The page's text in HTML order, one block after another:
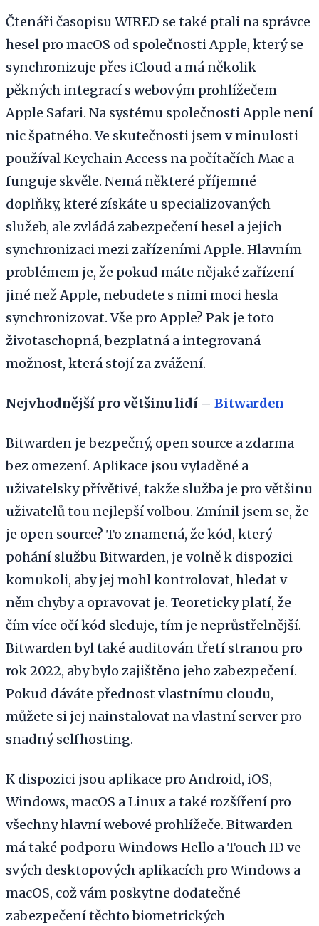
Čtenáři časopisu WIRED se také ptali na správce
hesel pro macOS od společnosti Apple, který se
synchronizuje přes iCloud a má několik
pěkných integrací s webovým prohlížečem
Apple Safari. Na systému společnosti Apple není
nic špatného. Ve skutečnosti jsem v minulosti
používal Keychain Access na počítačích Mac a
funguje skvěle. Nemá některé příjemné
doplňky, které získáte u specializovaných
služeb, ale zvládá zabezpečení hesel a jejich
synchronizaci mezi zařízeními Apple. Hlavním
problémem je, že pokud máte nějaké zařízení
jiné než Apple, nebudete s nimi moci hesla
synchronizovat. Vše pro Apple? Pak je toto
životaschopná, bezplatná a integrovaná
možnost, která stojí za zvážení.
Nejvhodnější pro většinu lidí – Bitwarden
Bitwarden je bezpečný, open source a zdarma
bez omezení. Aplikace jsou vyladěné a
uživatelsky přívětivé, takže služba je pro většinu
uživatelů tou nejlepší volbou. Zmínil jsem se, že
je open source? To znamená, že kód, který
pohání službu Bitwarden, je volně k dispozici
komukoli, aby jej mohl kontrolovat, hledat v
něm chyby a opravovat je. Teoreticky platí, že
čím více očí kód sleduje, tím je neprůstřelnější.
Bitwarden byl také auditován třetí stranou pro
rok 2022, aby bylo zajištěno jeho zabezpečení.
Pokud dáváte přednost vlastnímu cloudu,
můžete si jej nainstalovat na vlastní server pro
snadný selfhosting.
K dispozici jsou aplikace pro Android, iOS,
Windows, macOS a Linux a také rozšíření pro
všechny hlavní webové prohlížeče. Bitwarden
má také podporu Windows Hello a Touch ID ve
svých desktopových aplikacích pro Windows a
macOS, což vám poskytne dodatečné
zabezpečení těchto biometrických